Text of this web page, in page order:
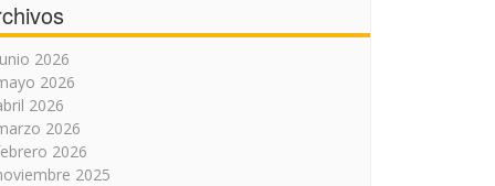
2026
2026
2026
2026
2026
2025